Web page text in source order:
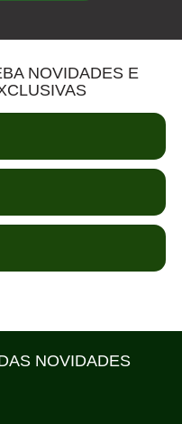
NOVIDADES E
NOVIDADES